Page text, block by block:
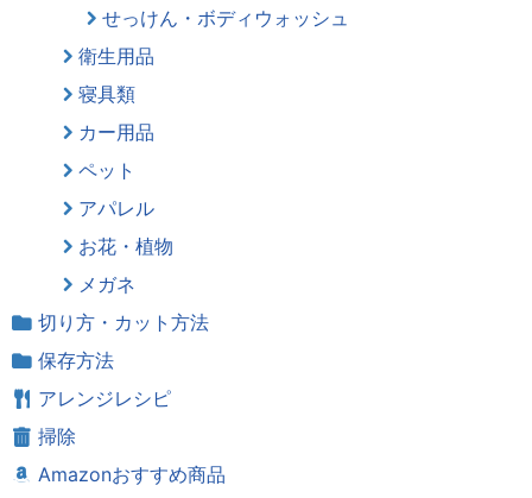
せっけん・ボディウォッシュ
衛生用品
寝具類
カー用品
ペット
アパレル
お花・植物
メガネ
切り方・カット方法
保存方法
アレンジレシピ
掃除
Amazonおすすめ商品